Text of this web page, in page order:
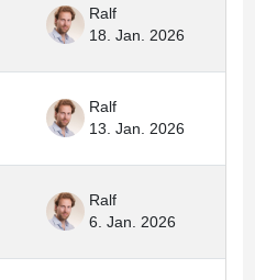
Ralf
18. Jan. 2026
Ralf
13. Jan. 2026
Ralf
6. Jan. 2026